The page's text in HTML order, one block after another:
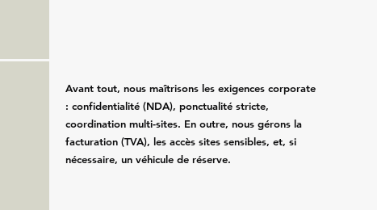
Avant tout, nous maîtrisons les exigences corporate
: confidentialité (NDA), ponctualité stricte,
coordination multi-sites. En outre, nous gérons la
facturation (TVA), les accès sites sensibles, et, si
nécessaire, un véhicule de réserve.